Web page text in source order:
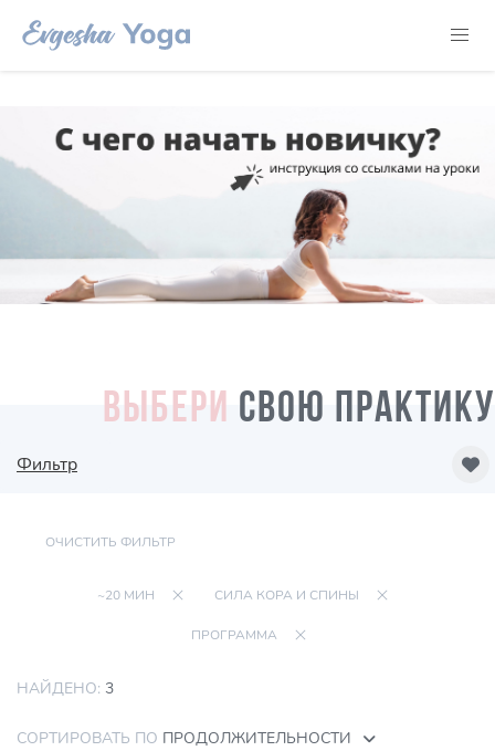
ВЫБЕРИ СВОЮ ПРАКТИКУ
Фильтр
ОЧИСТИТЬ ФИЛЬТР
~20 МИН СИЛА КОРА И СПИНЫ
ПРОГРАММА
НАЙДЕНО: 3
СОРТИРОВАТЬ ПО ПРОДОЛЖИТЕЛЬНОСТИ